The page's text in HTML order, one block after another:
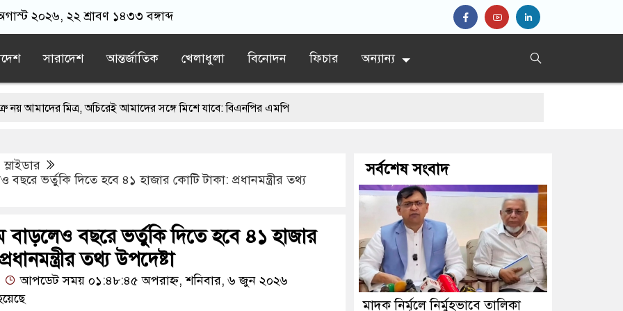
২০২৬, ২২ শ্রাবণ ১৪৩৩ বঙ্গাব্দ
সারাদেশ আন্তর্জাতিক খেলাধুলা বিনোদন ফিচার অন্যান্য
অচিরেই আমাদের সঙ্গে মিশে যাবে: বিএনপির এমপি
স্মারকলিপি
ন্যারেটিভ’ পুরনো রাজনীতি : পররাষ্ট্র প্রতিমন্ত্রী
স্লাইডার
বছরে ভর্তুকি দিতে হবে ৪১ হাজার কোটি টাকা: প্রধানমন্ত্রীর তথ্য
বাড়লেও বছরে ভর্তুকি দিতে হবে ৪১ হাজার
তথ্য উপদেষ্টা
আপডেট সময় ০১:৪৮:৪৫ অপরাহ্ন, শনিবার, ৬ জুন ২০২৬
সর্বশেষ সংবাদ
মাদক নির্মূলে নির্মুহভাবে তালিকা